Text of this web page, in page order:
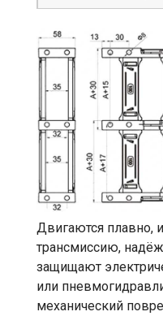
Двигаются плавно,
трансмиссию,
защищают
или
механический